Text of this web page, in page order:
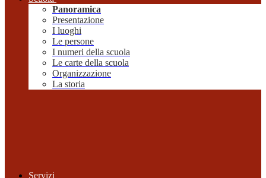
Panoramica
Presentazione
I luoghi
Le persone
I numeri della scuola
Le carte della scuola
Organizzazione
La storia
Servizi